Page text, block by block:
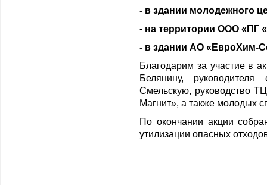
- в здании молодежного
- на территории ООО «ПГ
- в здании АО «ЕвроХим-
Благодарим за участие в
Белянину,
Смельскую, руководство
Магнит», а также молодых
По окончании акции
утилизации опасных